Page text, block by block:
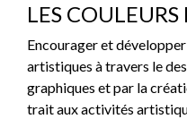
LES
Encourager et
artistiques à travers le
graphiques et par la
trait aux activités